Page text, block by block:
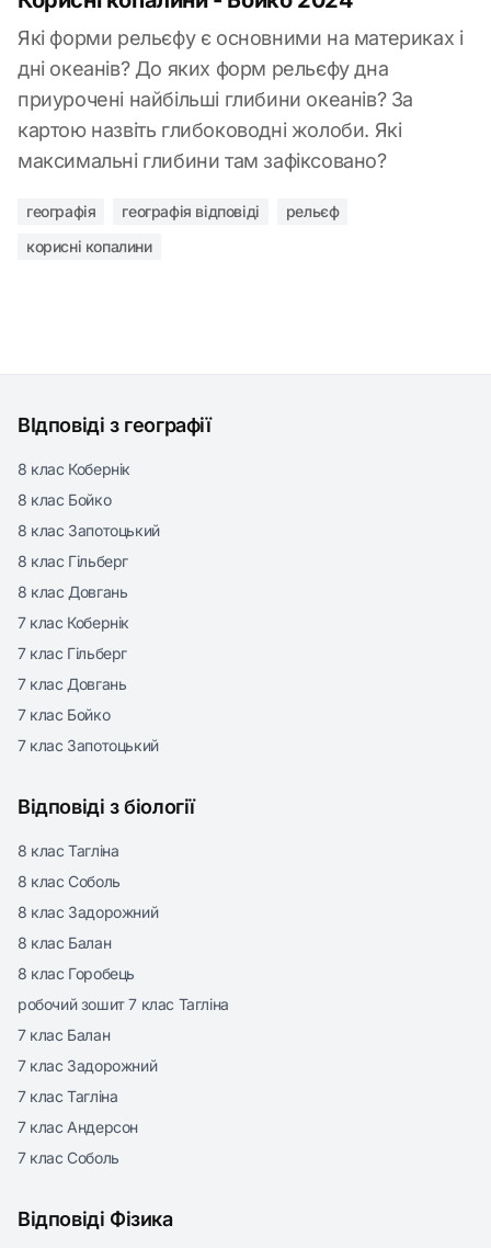
Які форми рельєфу є основними на материках і
дні океанів? До яких форм рельєфу дна
приурочені найбільші глибини океанів? За
картою назвіть глибоководні жолоби. Які
максимальні глибини там зафіксовано?
географія географія відповіді
рельєф
корисні копалини
ВІдповіді з географії
8 клас Кобернік
8 клас Бойко
8 клас Запотоцький
8 клас Гільберг
8 клас Довгань
7 клас Кобернік
7 клас Гільберг
7 клас Довгань
7 клас Бойко
7 клас Запотоцький
Відповіді з біології
8 клас Тагліна
8 клас Соболь
8 клас Задорожний
8 клас Балан
8 клас Горобець
робочий зошит 7 клас Тагліна
7 клас Балан
7 клас Задорожний
7 клас Тагліна
7 клас Андерсон
7 клас Соболь
Відповіді Фізика